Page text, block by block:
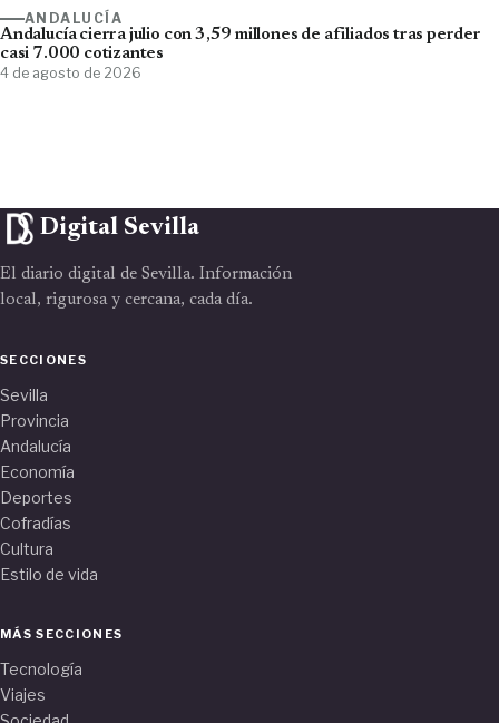
ANDALUCÍA
Andalucía cierra julio con 3,59 millones de afiliados tras perder
casi 7.000 cotizantes
4 de agosto de 2026
Digital Sevilla
El diario digital de Sevilla. Información
local, rigurosa y cercana, cada día.
SECCIONES
Sevilla
Provincia
Andalucía
Economía
Deportes
Cofradías
Cultura
Estilo de vida
MÁS SECCIONES
Tecnología
Viajes